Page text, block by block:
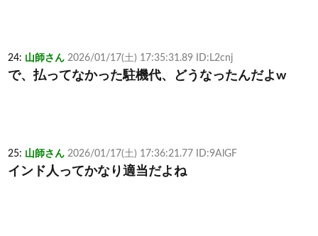
24: 山師さん 2026/01/17(土) 17:35:31.89 ID:L2cnj
で、払ってなかった駐機代、どうなったんだよw
25: 山師さん 2026/01/17(土) 17:36:21.77 ID:9AlGF
インド人ってかなり適当だよね